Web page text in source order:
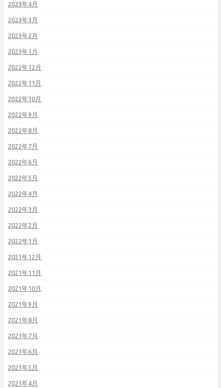
2023年4月
2023年3月
2023年2月
2023年1月
2022年12月
2022年11月
2022年10月
2022年9月
2022年8月
2022年7月
2022年6月
2022年5月
2022年4月
2022年3月
2022年2月
2022年1月
2021年12月
2021年11月
2021年10月
2021年9月
2021年8月
2021年7月
2021年6月
2021年5月
2021年4月